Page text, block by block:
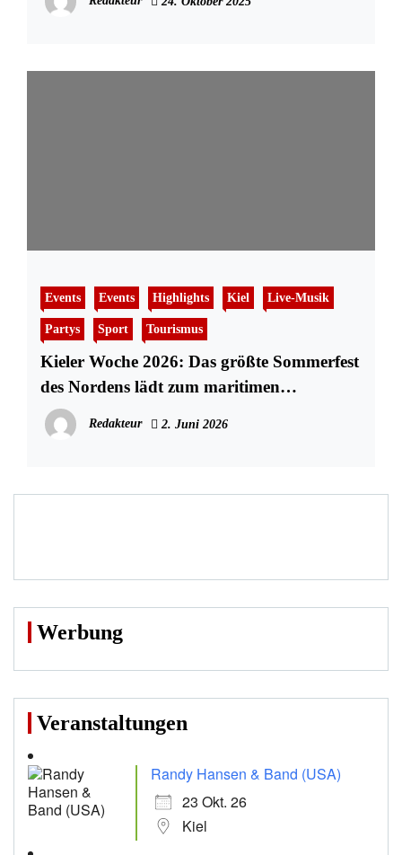
Events Events Highlights Kiel Live-Musik
Partys Sport Tourismus
Kieler Woche 2026: Das größte Sommerfest
des Nordens lädt zum maritimen
Ausnahmezustand
Redakteur 2. Juni 2026
Werbung
Veranstaltungen
Randy Hansen & Band (USA)
23 Okt. 26
Kiel